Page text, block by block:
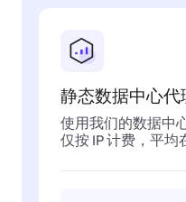
静态数据中心代
使用我们的数据中
仅按 IP 计费，平均